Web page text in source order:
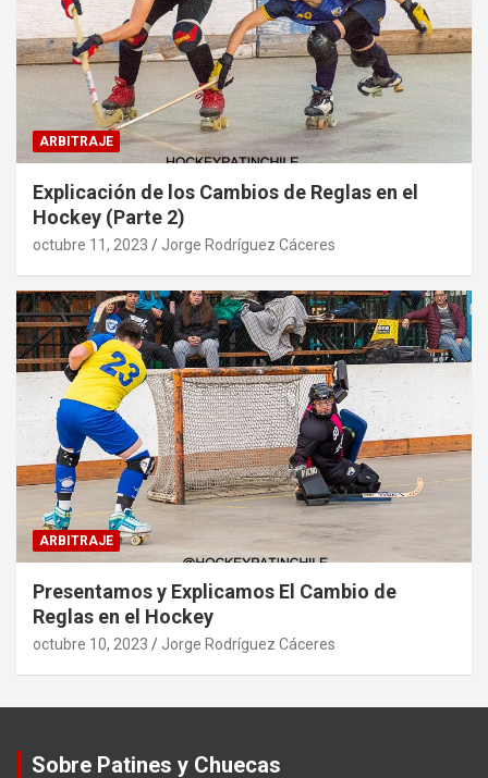
ARBITRAJE
Explicación de los Cambios de Reglas en el
Hockey (Parte 2)
octubre 11, 2023 Jorge Rodríguez Cáceres
ARBITRAJE
Presentamos y Explicamos El Cambio de
Reglas en el Hockey
octubre 10, 2023 Jorge Rodríguez Cáceres
Sobre Patines y Chuecas